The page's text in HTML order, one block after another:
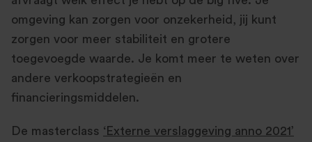
omgeving kan zorgen voor onzekerheid, jij kunt
zorgen voor meer stabiliteit en grotere
toegevoegde waarde. Je komt meer te weten over
andere verkoopstrategieën en
financieringsmiddelen.
De masterclass ‘Externe verslaggeving anno 2021’